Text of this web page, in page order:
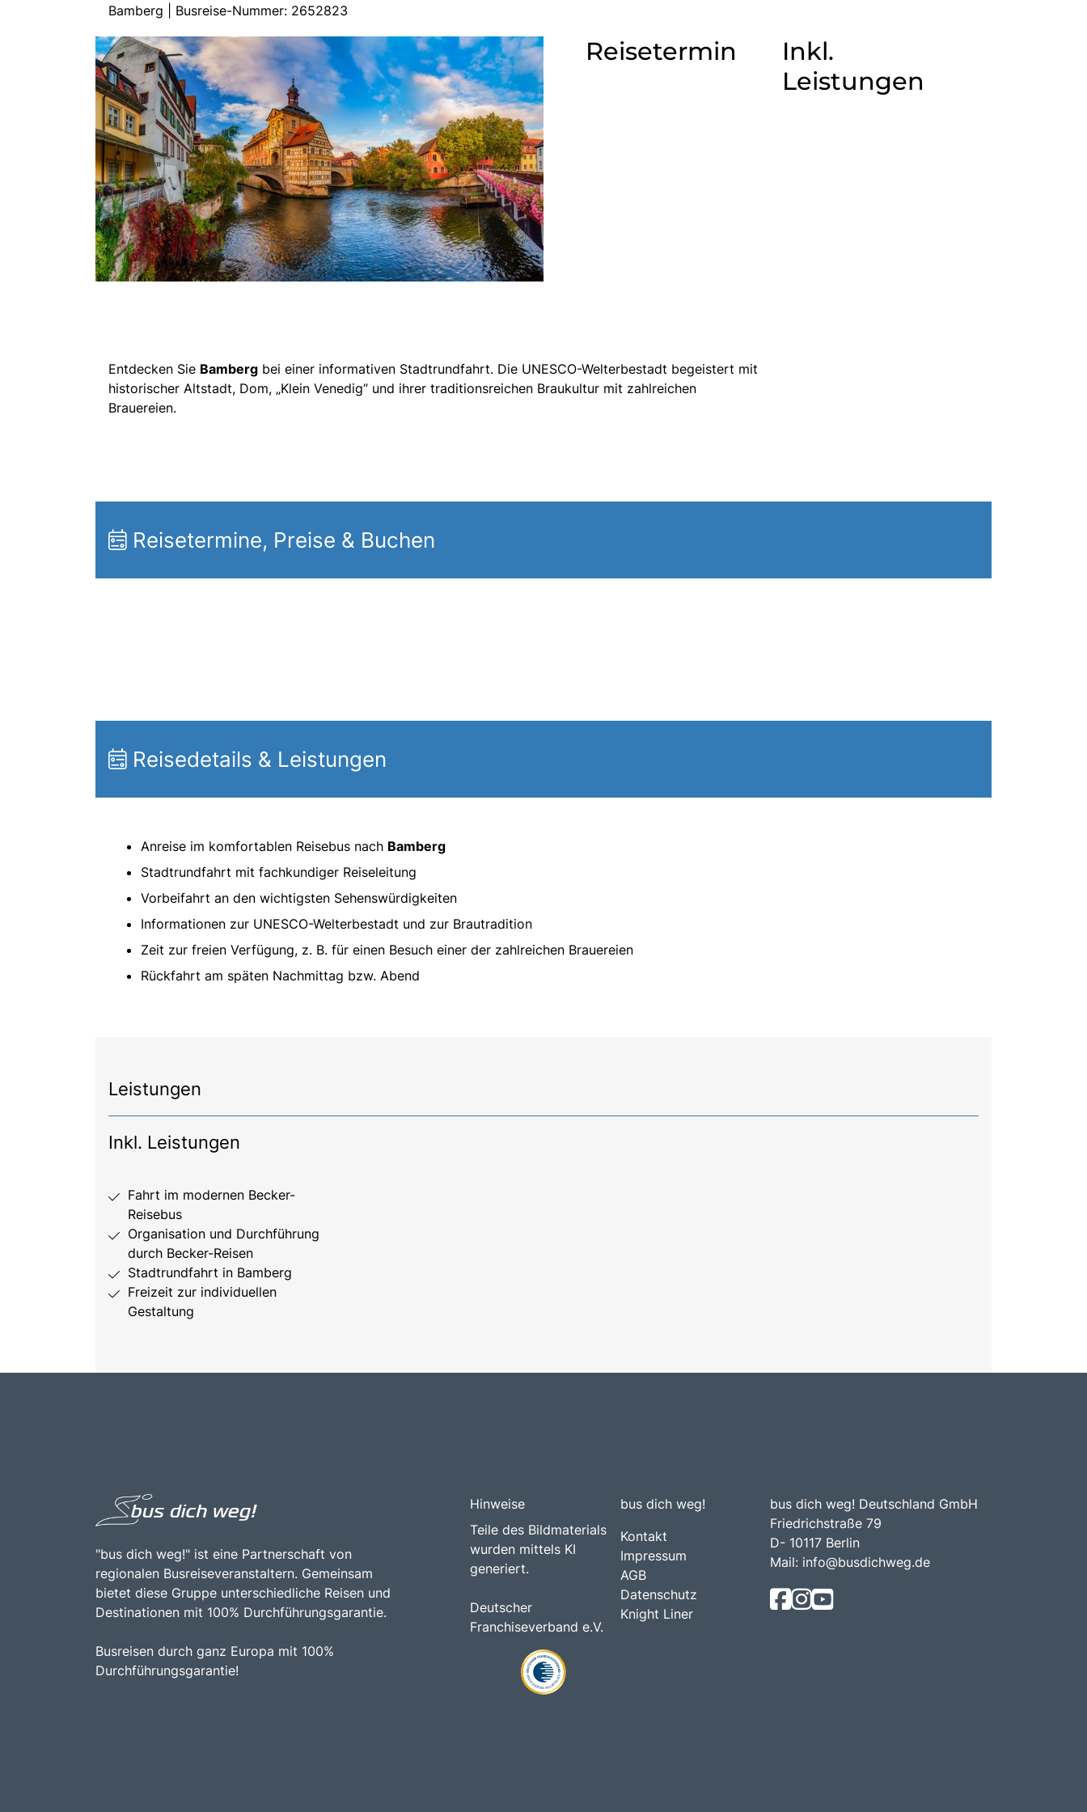
Bamberg | Busreise-Nummer: 2652823
Reisetermin
Inkl.
Leistungen
Entdecken Sie Bamberg bei einer informativen Stadtrundfahrt. Die UNESCO-Welterbestadt begeistert mit
historischer Altstadt, Dom, „Klein Venedig“ und ihrer traditionsreichen Braukultur mit zahlreichen
Brauereien.
Reisetermine, Preise & Buchen
Reisedetails & Leistungen
Anreise im komfortablen Reisebus nach Bamberg
Stadtrundfahrt mit fachkundiger Reiseleitung
Vorbeifahrt an den wichtigsten Sehenswürdigkeiten
Informationen zur UNESCO-Welterbestadt und zur Brautradition
Zeit zur freien Verfügung, z. B. für einen Besuch einer der zahlreichen Brauereien
Rückfahrt am späten Nachmittag bzw. Abend
Leistungen
Inkl. Leistungen
Fahrt im modernen Becker-
Reisebus
Organisation und Durchführung
durch Becker-Reisen
Stadtrundfahrt in Bamberg
Freizeit zur individuellen
Gestaltung
"bus dich weg!" ist eine Partnerschaft von
regionalen Busreiseveranstaltern. Gemeinsam
bietet diese Gruppe unterschiedliche Reisen und
Destinationen mit 100% Durchführungsgarantie.
Busreisen durch ganz Europa mit 100%
Durchführungsgarantie!
Hinweise
Teile des Bildmaterials
wurden mittels KI
generiert.
Deutscher
Franchiseverband e.V.
bus dich weg!
Kontakt
Impressum
AGB
Datenschutz
Knight Liner
bus dich weg! Deutschland GmbH
Friedrichstraße 79
D- 10117 Berlin
Mail: info@busdichweg.de